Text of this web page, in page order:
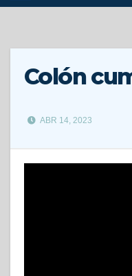
Colón
ABR 14, 2023